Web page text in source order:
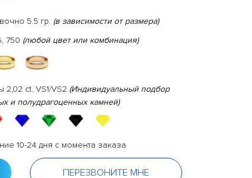
5.5 гр. (в зависимости от размера)
750 (любой цвет или комбинация)
2,02 ct. VS1/VS2 (Индивидуальный подбор
и полудрагоценных камней)
10-24 дня с момента заказа
ПЕРЕЗВОНИТЕ МНЕ